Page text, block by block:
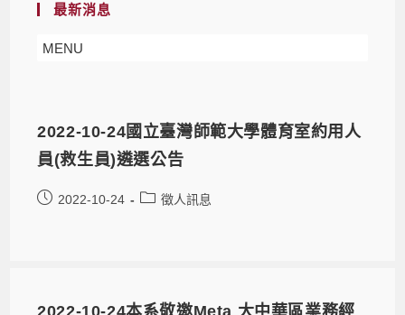
最新消息
MENU
2022-10-24國立臺灣師範大學體育室約用人
員(救生員)遴選公告
2022-10-24 徵人訊息